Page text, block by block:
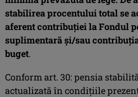
stabilirea procentului total se
aferent contribuției la Fondul
suplimentară şi/sau
buget.
Conform art. 30: pensia
actualizată în condiţiile